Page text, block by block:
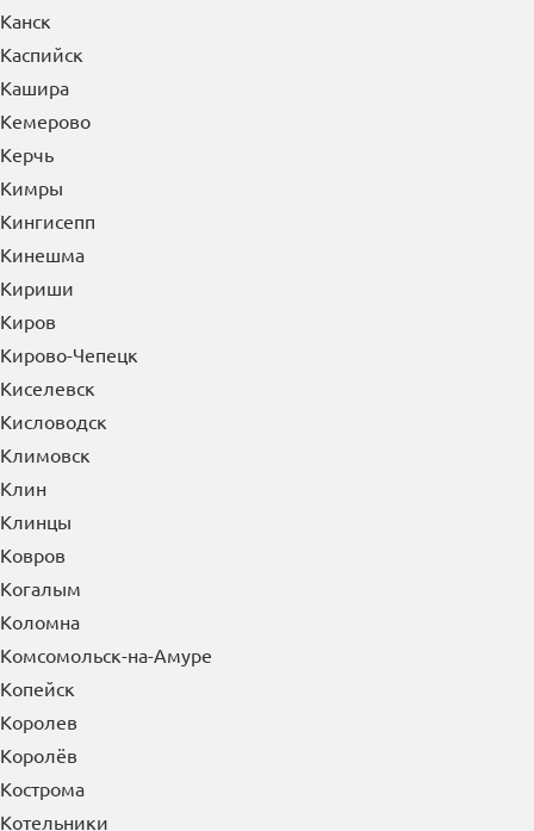
Канск
Каспийск
Кашира
Кемерово
Керчь
Кимры
Кингисепп
Кинешма
Кириши
Киров
Кирово-Чепецк
Киселевск
Кисловодск
Климовск
Клин
Клинцы
Ковров
Когалым
Коломна
Комсомольск-на-Амуре
Копейск
Королев
Королёв
Кострома
Котельники